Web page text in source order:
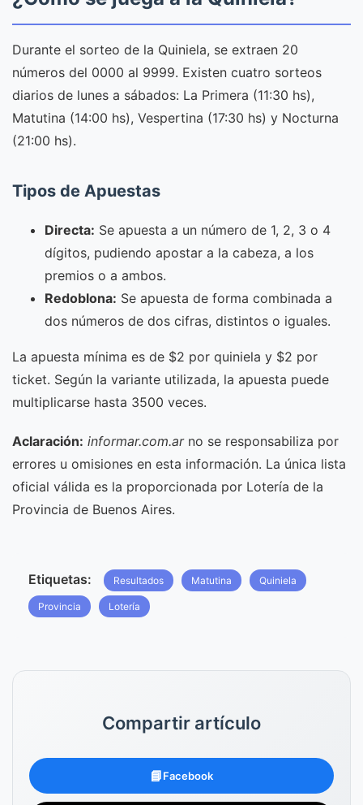
Durante el sorteo de la Quiniela, se extraen 20
números del 0000 al 9999. Existen cuatro sorteos
diarios de lunes a sábados: La Primera (11:30 hs),
Matutina (14:00 hs), Vespertina (17:30 hs) y Nocturna
(21:00 hs).
Tipos de Apuestas
Directa: Se apuesta a un número de 1, 2, 3 o 4
dígitos, pudiendo apostar a la cabeza, a los
premios o a ambos.
Redoblona: Se apuesta de forma combinada a
dos números de dos cifras, distintos o iguales.
La apuesta mínima es de $2 por quiniela y $2 por
ticket. Según la variante utilizada, la apuesta puede
multiplicarse hasta 3500 veces.
Aclaración: informar.com.arno se responsabiliza por
errores u omisiones en esta información. La única lista
oficial válida es la proporcionada por Lotería de la
Provincia de Buenos Aires.
Etiquetas: Resultados Matutina Quiniela
Provincia Lotería
Compartir artículo
📘Facebook